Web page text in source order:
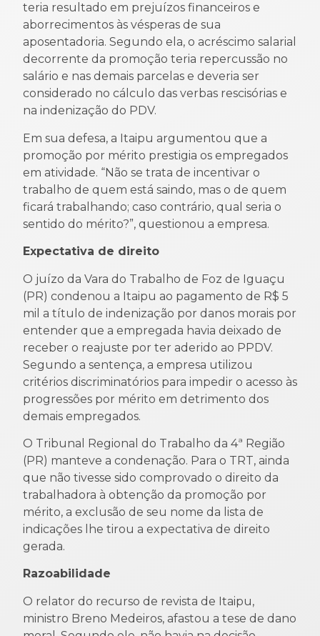
teria resultado em prejuízos financeiros e
aborrecimentos às vésperas de sua
aposentadoria. Segundo ela, o acréscimo salarial
decorrente da promoção teria repercussão no
salário e nas demais parcelas e deveria ser
considerado no cálculo das verbas rescisórias e
na indenização do PDV.
Em sua defesa, a Itaipu argumentou que a
promoção por mérito prestigia os empregados
em atividade. “Não se trata de incentivar o
trabalho de quem está saindo, mas o de quem
ficará trabalhando; caso contrário, qual seria o
sentido do mérito?”, questionou a empresa.
Expectativa de direito
O juízo da Vara do Trabalho de Foz de Iguaçu
(PR) condenou a Itaipu ao pagamento de R$ 5
mil a título de indenização por danos morais por
entender que a empregada havia deixado de
receber o reajuste por ter aderido ao PPDV.
Segundo a sentença, a empresa utilizou
critérios discriminatórios para impedir o acesso às
progressões por mérito em detrimento dos
demais empregados.
O Tribunal Regional do Trabalho da 4ª Região
(PR) manteve a condenação. Para o TRT, ainda
que não tivesse sido comprovado o direito da
trabalhadora à obtenção da promoção por
mérito, a exclusão de seu nome da lista de
indicações lhe tirou a expectativa de direito
gerada.
Razoabilidade
O relator do recurso de revista de Itaipu,
ministro Breno Medeiros, afastou a tese de dano